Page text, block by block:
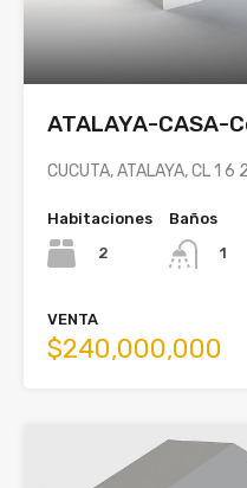
ATALAYA-CASA-
CUCUTA, ATALAYA, CL 1
Habitaciones
2
Baños
1
VENTA
$240,000,000